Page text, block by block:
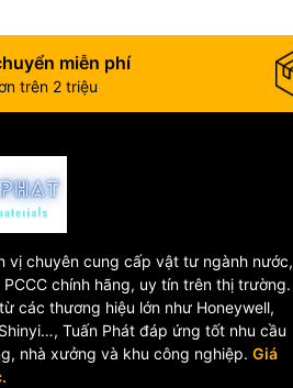
miễn phí
trên 2 triệu
vị chuyên cung cấp vật tư ngành nước,
chính hãng, uy tín trên thị trường.
các thương hiệu lớn như Honeywell,
Tuấn Phát đáp ứng tốt nhu cầu
nhà xưởng và khu công nghiệp. Giá